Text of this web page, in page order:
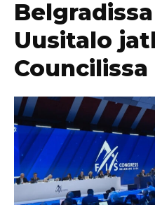
Uusitalo
Councilissa